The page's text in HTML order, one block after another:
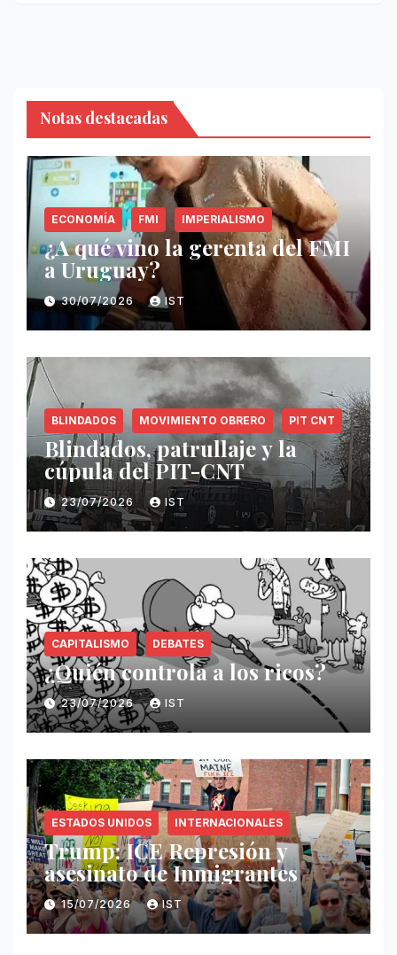
Notas destacadas
ECONOMÍA FMI IMPERIALISMO
¿A qué vino la gerenta del FMI
a Uruguay?
30/07/2026 IST
BLINDADOS MOVIMIENTO OBRERO PIT CNT
Blindados, patrullaje y la
cúpula del PIT-CNT
23/07/2026 IST
CAPITALISMO DEBATES
¿Quién controla a los ricos?
23/07/2026 IST
ESTADOS UNIDOS INTERNACIONALES
Trump: ICE Represión y
asesinato de Inmigrantes
15/07/2026 IST